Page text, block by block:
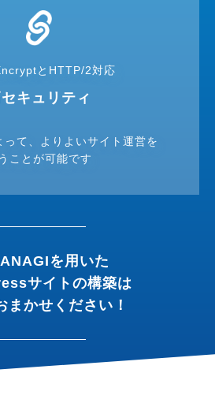
と HTTP/2対応
キュリティ
って、よりよいサイト運営を
ことが可能です
を用いた
サイトの構築は
まかせください！